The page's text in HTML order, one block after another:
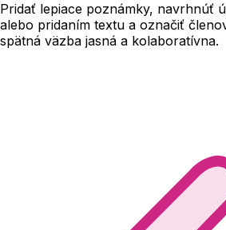
Pridať lepiace poznámky, navrhnúť
alebo pridaním textu a označiť
spätná väzba jasná a kolaboratívna.